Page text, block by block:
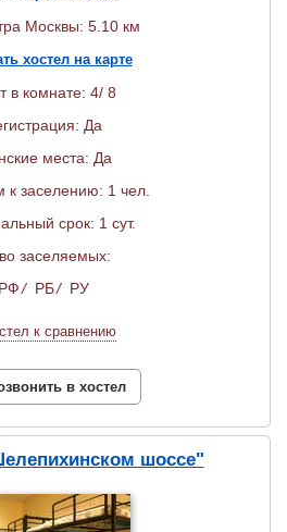
Москвы: 5.10 км
хостел на карте
в комнате: 4/ 8
Да
места: Да
заселению: 1 чел.
срок: 1 сут.
заселяемых:
РФ/ РБ/ РУ
к сравнению
в хостел
шоссе"